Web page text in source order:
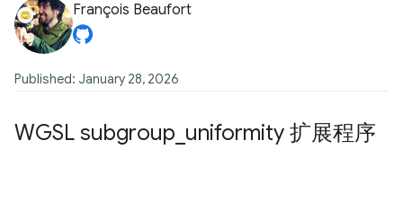
François Beaufort
Published: January 28, 2026
WGSL subgroup uniformity 扩展程序